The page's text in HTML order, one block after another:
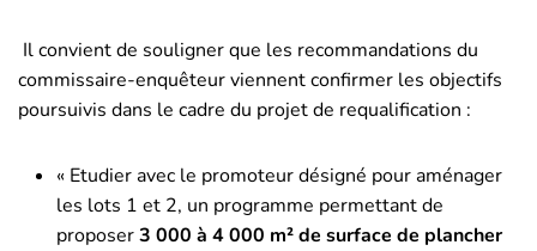
Il convient de souligner que les recommandations du
commissaire-enquêteur viennent confirmer les objectifs
poursuivis dans le cadre du projet de requalification :
« Etudier avec le promoteur désigné pour aménager
les lots 1 et 2, un programme permettant de
proposer3 000 à 4 000 m² de surface de plancher